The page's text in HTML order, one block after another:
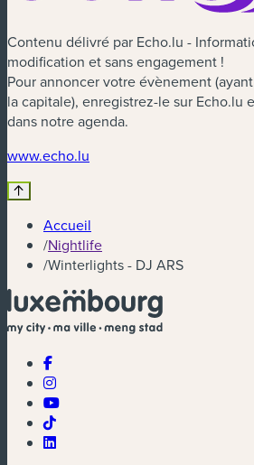
Contenu délivré par Echo.lu -
modification et sans engagement !
Pour annoncer votre évènement
la capitale), enregistrez-le sur Echo.lu
dans notre agenda.
www.echo.lu
Accueil
/Nightlife
/Winterlights - DJ ARS